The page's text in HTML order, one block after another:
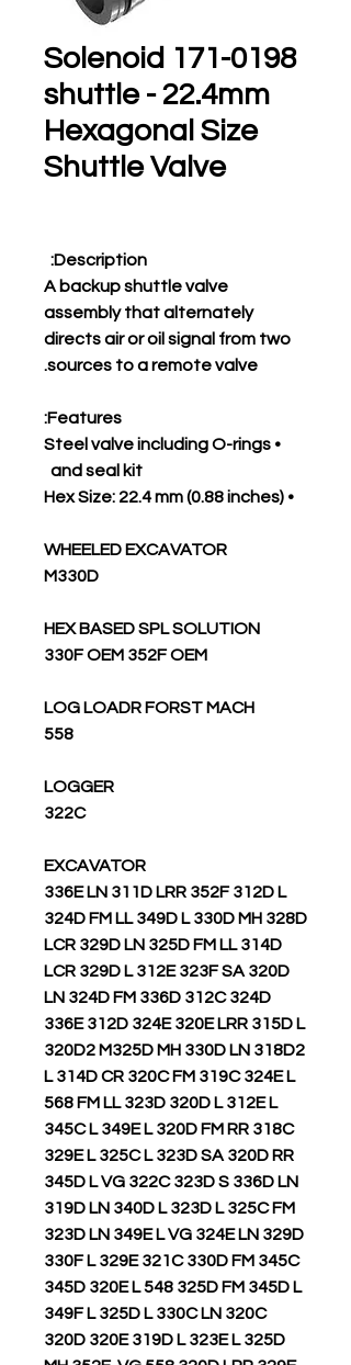
171-0198 Solenoid
shuttle - 22.4mm
Hexagonal Size
Shuttle Valve
Description:
A backup shuttle valve
assembly that alternately
directs air or oil signal from two
sources to a remote valve.
Features:
• Steel valve including O-rings
and seal kit
• Hex Size: 22.4 mm (0.88 inches)
WHEELED EXCAVATOR
M330D
HEX BASED SPL SOLUTION
330F OEM 352F OEM
LOG LOADR FORST MACH
558
LOGGER
322C
EXCAVATOR
336E LN 311D LRR 352F 312D L
324D FM LL 349D L 330D MH 328D
LCR 329D LN 325D FM LL 314D
LCR 329D L 312E 323F SA 320D
LN 324D FM 336D 312C 324D
336E 312D 324E 320E LRR 315D L
320D2 M325D MH 330D LN 318D2
L 314D CR 320C FM 319C 324E L
568 FM LL 323D 320D L 312E L
345C L 349E L 320D FM RR 318C
329E L 325C L 323D SA 320D RR
345D L VG 322C 323D S 336D LN
319D LN 340D L 323D L 325C FM
323D LN 349E L VG 324E LN 329D
330F L 329E 321C 330D FM 345C
345D 320E L 548 325D FM 345D L
349F L 325D L 330C LN 320C
320D 320E 319D L 323E L 325D